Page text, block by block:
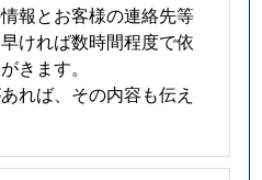
報とお客様の連絡先等
ければ数時間程度で依
きます。
れば、その内容も伝え